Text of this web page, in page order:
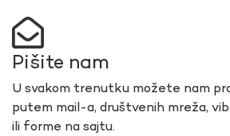
Pišite nam
U svakom trenutku možete nam
putem mail-a, društvenih mreža,
ili forme na sajtu.